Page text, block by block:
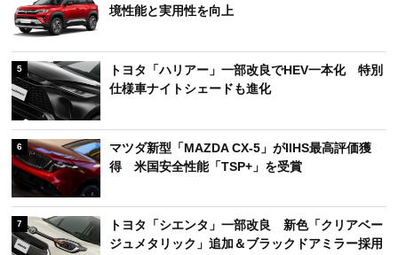
境性能と実用性を向上
5
トヨタ「ハリアー」一部改良でHEV一本化 特別
仕様車ナイトシェードも進化
6
マツダ新型「MAZDA CX-5」がIIHS最高評価獲
得 米国安全性能「TSP+」を受賞
7
トヨタ「シエンタ」一部改良 新色「クリアベー
ジュメタリック」追加＆ブラックドアミラー採用